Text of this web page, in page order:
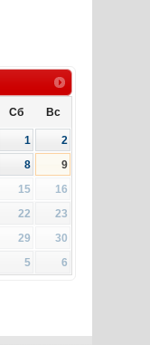
Сб Вс
1
2
8
9
15
16
22
23
29
30
5 6